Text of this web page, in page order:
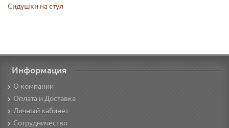
Сидушки на стул
Информация
О компании
Оплата и Доставка
Личный кабинет
Сотрудничество